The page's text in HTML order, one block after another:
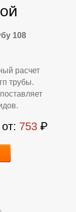
108
расчет
трубы.
753 ₽